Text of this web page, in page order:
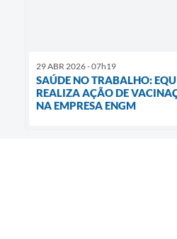
29 ABR 2026 - 07h19
SAÚDE NO TRABALHO:
REALIZA AÇÃO DE
NA EMPRESA ENGM